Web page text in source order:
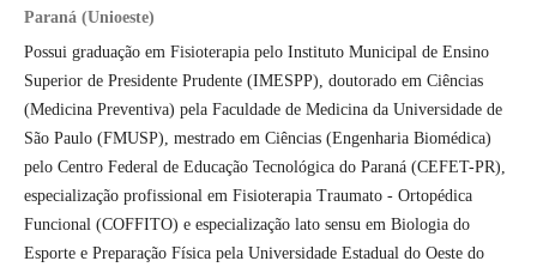
Paraná (Unioeste)
Possui graduação em Fisioterapia pelo Instituto Municipal de Ensino
Superior de Presidente Prudente (IMESPP), doutorado em Ciências
(Medicina Preventiva) pela Faculdade de Medicina da Universidade de
São Paulo (FMUSP), mestrado em Ciências (Engenharia Biomédica)
pelo Centro Federal de Educação Tecnológica do Paraná (CEFET-PR),
especialização profissional em Fisioterapia Traumato - Ortopédica
Funcional (COFFITO) e especialização lato sensu em Biologia do
Esporte e Preparação Física pela Universidade Estadual do Oeste do